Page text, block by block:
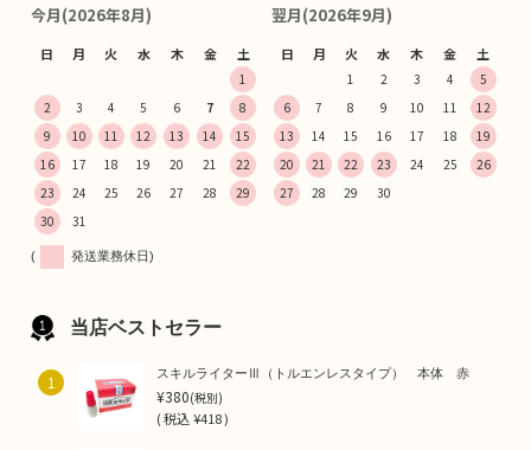
今月(2026年8月)
日 月 火 水 木 金 土
1
2
3 4 5 6 7
8
9
10 11 12 13 14
15
16
17 18 19 20 21
22
23
24 25 26 27 28
29
30
31
翌月(2026年9月)
日 月 火 水 木 金 土
1 2 3 4
5
6
7 8 9 10 11
12
13
14 15 16 17 18
19
20
21 22 23 24 25
26
27
28 29 30
( 発送業務休日)
当店ベストセラー
1 スキルライターⅢ（トルエンレスタイプ） 本体 赤
¥380(税別)
(税込¥418 )